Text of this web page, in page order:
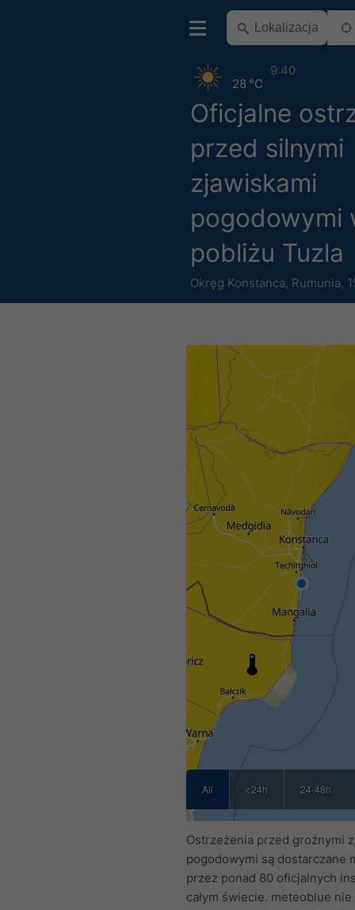
Oficjalne
przed silnymi
zjawiskami
pogodowymi
pobliżu Tuzla
Okręg Konstanca, Rumunia,
28 °C
9:40
All <24h 24-48h
Ostrzeżenia przed groźnymi
pogodowymi są dostarczane
przez ponad 80 oficjalnych
całym świecie. meteoblue